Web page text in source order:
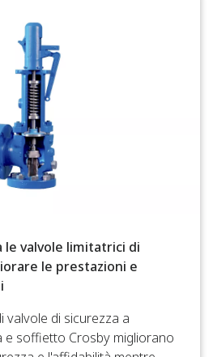
le valvole limitatrici di
le prestazioni e
valvole di sicurezza a
e soffietto Crosby migliorano